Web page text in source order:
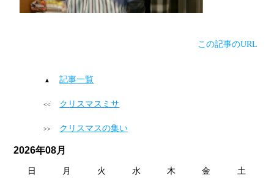
この記事のURL
記事一覧
クリスマスミサ
クリスマスの集い
2026年08月
日 月 火 水 木 金
土